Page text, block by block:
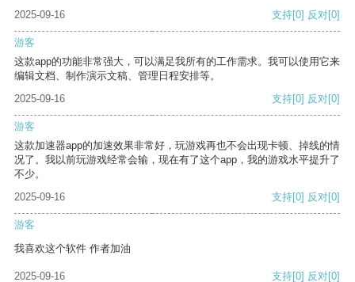
2025-09-16 支持[0] 反对[0]
游客
这款app的功能非常强大，可以满足我所有的工作需求。我可以使用它来
编辑文档、制作演示文稿、管理日程安排等。
2025-09-16
支持[0] 反对[0]
游客
这款加速器app的加速效果非常好，玩游戏再也不会出现卡顿、掉线的情
况了。我以前玩游戏经常会输，现在有了这个app，我的游戏水平提升了
不少。
2025-09-16
支持[0] 反对[0]
游客
我喜欢这个软件 作者加油
2025-09-16 支持[0] 反对[0]